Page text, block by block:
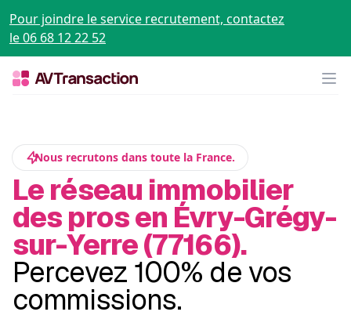
Pour joindre le service recrutement, contactez
le 06 68 12 22 52
Nous recrutons dans toute la France.
Le réseau immobilier
des pros en Évry-Grégy-
sur-Yerre (77166).
Percevez 100% de vos
commissions.